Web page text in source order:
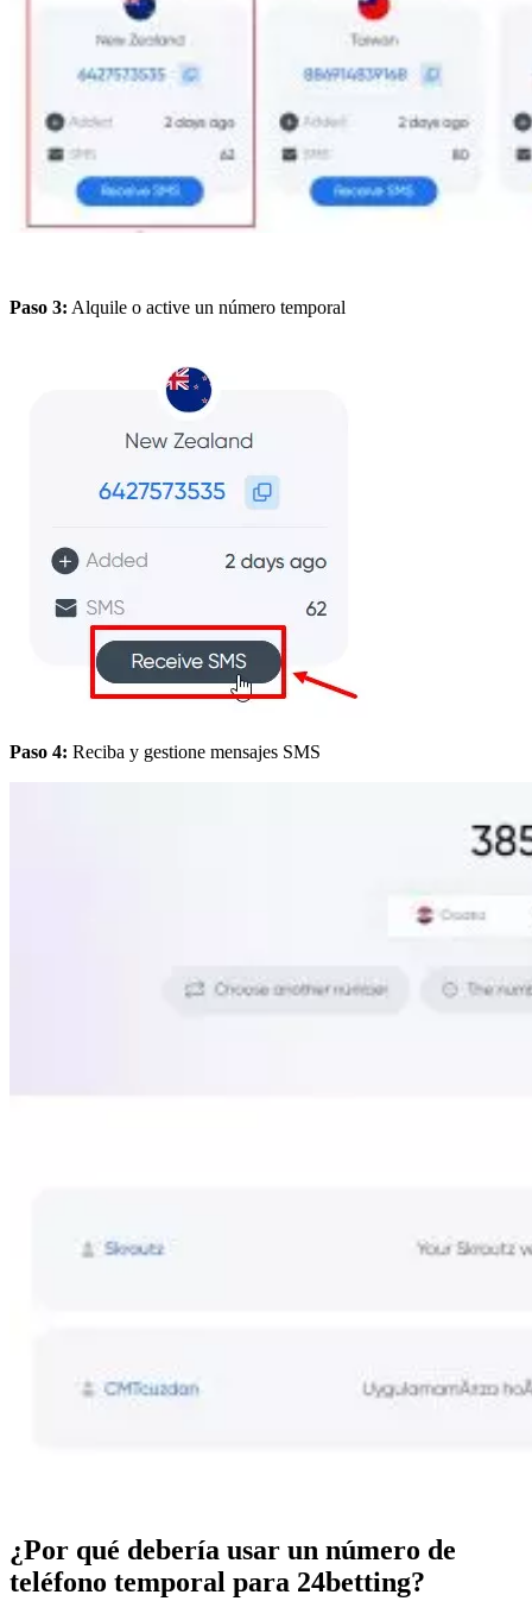
Paso 3: Alquile o active un número temporal
Paso 4: Reciba y gestione mensajes SMS
¿Por qué debería usar un número de
teléfono temporal para 24betting?